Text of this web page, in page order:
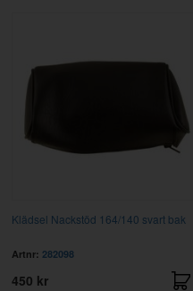
Klädsel Nackstöd 164/140 svart bak
Artnr: 282098
450 kr